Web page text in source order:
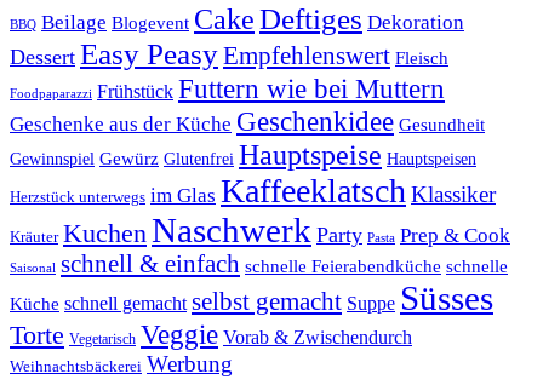
BBQ Beilage Blogevent CakeDeftiges Dekoration
Dessert Easy PeasyEmpfehlenswert Fleisch
Foodpaparazzi Frühstück Futtern wie bei Muttern
Geschenke aus der Küche Geschenkidee Gesundheit
Gewinnspiel Gewürz Glutenfrei Hauptspeise Hauptspeisen
Herzstück unterwegs im Glas Kaffeeklatsch Klassiker
Kräuter Kuchen Naschwerk Party Pasta Prep & Cook
Saisonal schnell & einfach schnelle Feierabendküche schnelle
Küche schnell gemacht selbst gemacht Suppe Süsses
Torte Vegetarisch Veggie Vorab & Zwischendurch
Weihnachtsbäckerei Werbung